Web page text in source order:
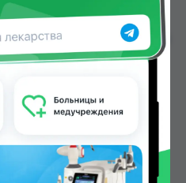
50МГ/850МГ можно
Авиценна, Аптека
Аптека Нур (Nur), Арча,
городах